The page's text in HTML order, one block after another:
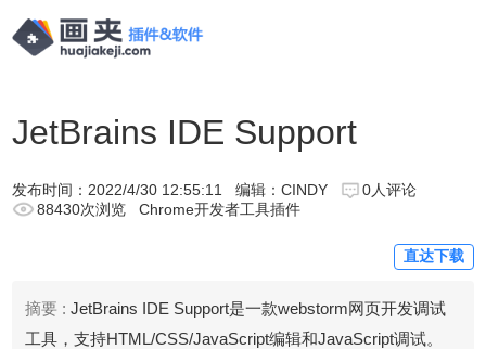
JetBrains IDE Support
发布时间： 2022/4/30 12:55:11 编辑：CINDY
0人评论
88430次浏览
Chrome开发者工具插件
直达下载
摘要 : JetBrains IDE Support是一款webstorm网页开发调试
工具，支持HTML/CSS/JavaScript编辑和JavaScript调试。